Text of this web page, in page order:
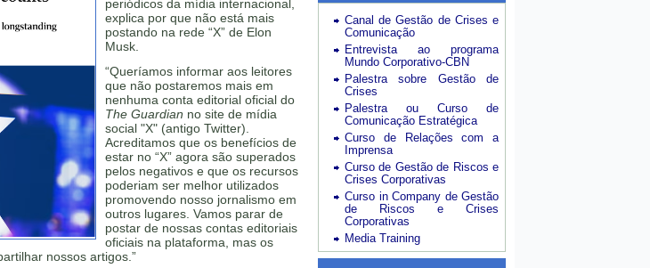
periódicos da mídia internacional,
explica por que não está mais
postando na rede “X” de Elon
Musk.
“Queríamos informar aos leitores
que não postaremos mais em
nenhuma conta editorial oficial do
The Guardian no site de mídia
social "X" (antigo Twitter).
Acreditamos que os benefícios de
estar no “X” agora são superados
pelos negativos e que os recursos
poderiam ser melhor utilizados
promovendo nosso jornalismo em
outros lugares. Vamos parar de
postar de nossas contas editoriais
oficiais na plataforma, mas os
nossos artigos.”
Canal de Gestão de Crises e
Comunicação
Entrevista ao programa
Mundo Corporativo-CBN
Palestra sobre Gestão de
Crises
Palestra ou Curso de
Comunicação Estratégica
Curso de Relações com a
Imprensa
Curso de Gestão de Riscos e
Crises Corporativas
Curso in Company de Gestão
de Riscos e Crises
Corporativas
Media Training